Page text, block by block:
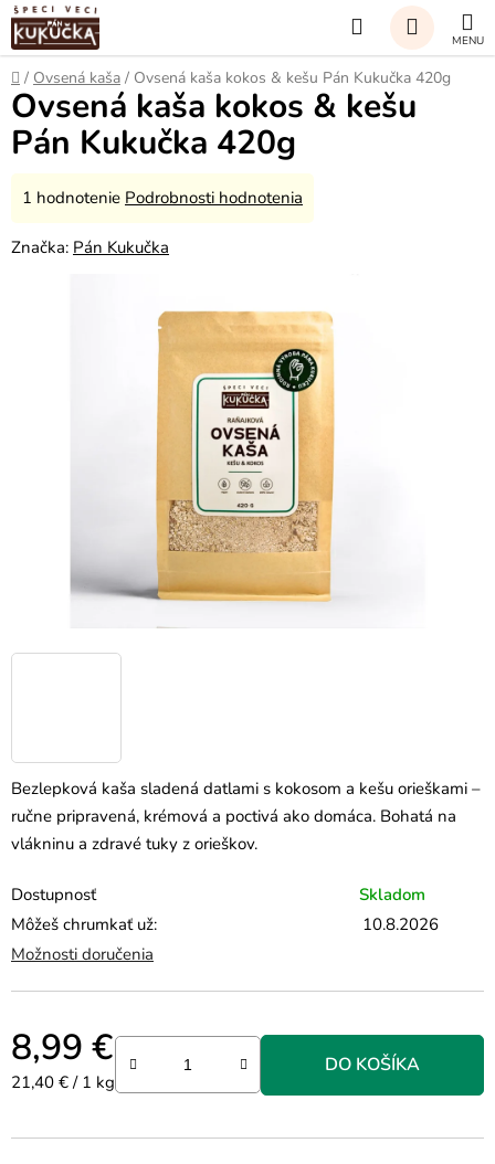
Prejsť
na
obsah
Hľadať
KOŠÍK
Domov
/ Ovsená kaša / Ovsená kaša kokos & kešu Pán Kukučka 420g
Bezlepková kaša sladená datlami s kokosom a kešu orieškami –
ručne pripravená, krémová a poctivá ako domáca. Bohatá na
vlákninu a zdravé tuky z orieškov.
Dostupnosť
Skladom
Môžeš chrumkať už:
10.8.2026
Možnosti doručenia
8,99 €
Jednotková cena:
21,40 € / 1 kg
DO KOŠÍKA
Ovsená kaša kokos & kešu
Pán Kukučka 420g
Priemerné
produktu
1 hodnotenie Podrobnosti hodnotenia
Značka: Pán Kukučka